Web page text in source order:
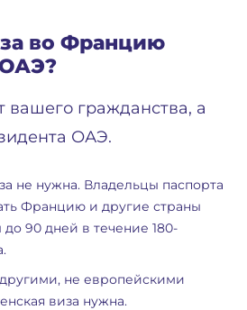
во Францию
вашего гражданства, а
ОАЭ.
не нужна. Владельцы паспорта
Францию и другие страны
90 дней в течение 180-
не европейскими
виза нужна.